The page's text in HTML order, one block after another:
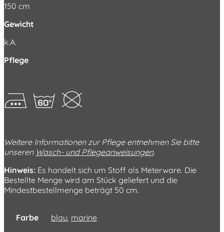
150 cm
Gewicht
k.A.
Pflege
FjK
Weitere Informationen zur Pflege entnehmen Sie bitte
unseren Wasch- und Pflegeanweisungen.
Hinweis: Es handelt sich um Stoff als Meterware. Die
Bestellte Menge wird am Stück geliefert und die
Mindestbestellmenge beträgt 50 cm.
Farbe blau marine